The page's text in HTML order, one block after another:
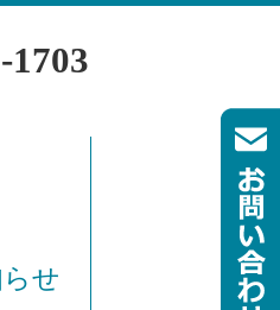
1703
せ